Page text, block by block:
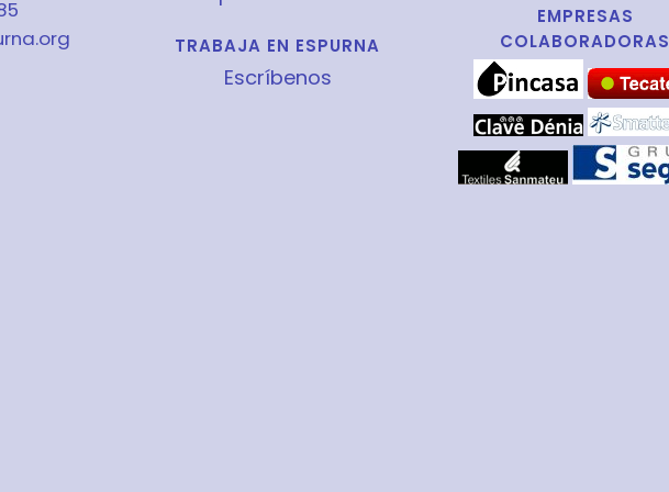
TRABAJA EN ESPURNA
Escríbenos
EMPRESAS
COLABORADORAS